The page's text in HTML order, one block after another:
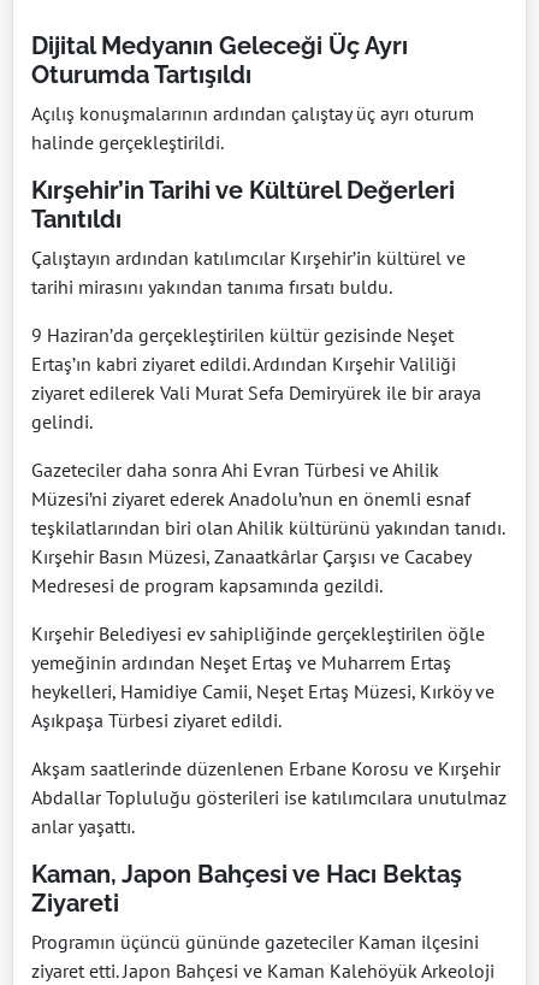
Dijital Medyanın Geleceği Üç Ayrı
Oturumda Tartışıldı
Açılış konuşmalarının ardından çalıştay üç ayrı oturum
halinde gerçekleştirildi.
Kırşehir’in Tarihi ve Kültürel Değerleri
Tanıtıldı
Çalıştayın ardından katılımcılar Kırşehir’in kültürel ve
tarihi mirasını yakından tanıma fırsatı buldu.
9 Haziran’da gerçekleştirilen kültür gezisinde Neşet
Ertaş’ın kabri ziyaret edildi. Ardından Kırşehir Valiliği
ziyaret edilerek Vali Murat Sefa Demiryürek ile bir araya
gelindi.
Gazeteciler daha sonra Ahi Evran Türbesi ve Ahilik
Müzesi’ni ziyaret ederek Anadolu’nun en önemli esnaf
teşkilatlarından biri olan Ahilik kültürünü yakından tanıdı.
Kırşehir Basın Müzesi, Zanaatkârlar Çarşısı ve Cacabey
Medresesi de program kapsamında gezildi.
Kırşehir Belediyesi ev sahipliğinde gerçekleştirilen öğle
yemeğinin ardından Neşet Ertaş ve Muharrem Ertaş
heykelleri, Hamidiye Camii, Neşet Ertaş Müzesi, Kırköy ve
Aşıkpaşa Türbesi ziyaret edildi.
Akşam saatlerinde düzenlenen Erbane Korosu ve Kırşehir
Abdallar Topluluğu gösterileri ise katılımcılara unutulmaz
anlar yaşattı.
Kaman, Japon Bahçesi ve Hacı Bektaş
Ziyareti
Programın üçüncü gününde gazeteciler Kaman ilçesini
ziyaret etti. Japon Bahçesi ve Kaman Kalehöyük Arkeoloji